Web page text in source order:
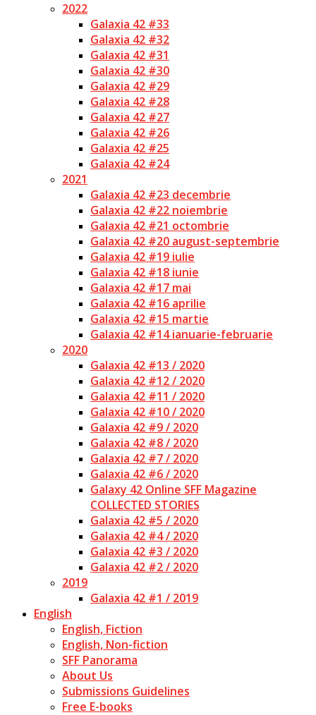
2022
Galaxia 42 #33
Galaxia 42 #32
Galaxia 42 #31
Galaxia 42 #30
Galaxia 42 #29
Galaxia 42 #28
Galaxia 42 #27
Galaxia 42 #26
Galaxia 42 #25
Galaxia 42 #24
2021
Galaxia 42 #23 decembrie
Galaxia 42 #22 noiembrie
Galaxia 42 #21 octombrie
Galaxia 42 #20 august-septembrie
Galaxia 42 #19 iulie
Galaxia 42 #18 iunie
Galaxia 42 #17 mai
Galaxia 42 #16 aprilie
Galaxia 42 #15 martie
Galaxia 42 #14 ianuarie-februarie
2020
Galaxia 42 #13 / 2020
Galaxia 42 #12 / 2020
Galaxia 42 #11 / 2020
Galaxia 42 #10 / 2020
Galaxia 42 #9 / 2020
Galaxia 42 #8 / 2020
Galaxia 42 #7 / 2020
Galaxia 42 #6 / 2020
Galaxy 42 Online SFF Magazine
COLLECTED STORIES
Galaxia 42 #5 / 2020
Galaxia 42 #4 / 2020
Galaxia 42 #3 / 2020
Galaxia 42 #2 / 2020
2019
Galaxia 42 #1 / 2019
English
English, Fiction
English, Non-fiction
SFF Panorama
About Us
Submissions Guidelines
Free E-books